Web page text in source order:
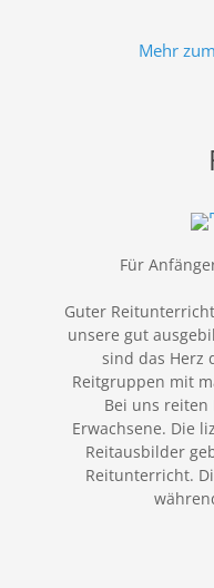
Mehr
Für
Guter
unsere gut
sind das Herz
Reitgruppen mit
Bei uns reiten
Erwachsene. Die
Reitausbilder
Reitunterricht.